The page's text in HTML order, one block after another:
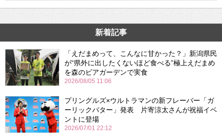
新着記事
「えだまめって、こんなに甘かった？」新潟県民
が“県外に出したくないほど食べる”極上えだまめ
を森のビアガーデンで実食
2026/08/05 11:06
プリングルズ×ウルトラマンの新フレーバー「ガ
ーリックバター」発表 片寄涼太さんが祝福イベ
ントに登場
2026/07/01 22:12